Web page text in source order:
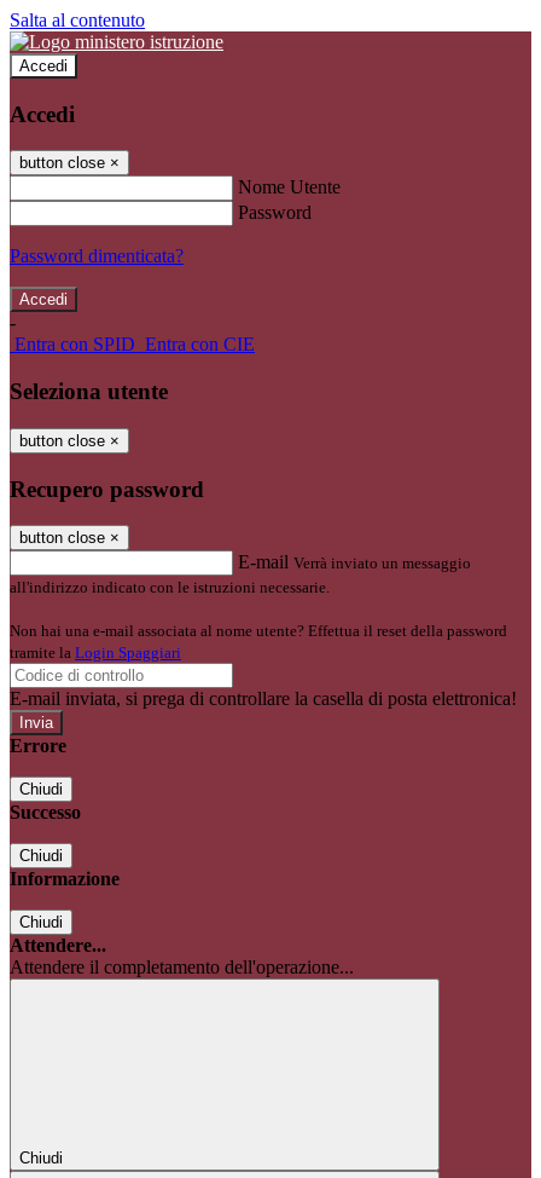
Salta al contenuto
Accedi
Accedi
button close ×
Nome Utente
Password
Password dimenticata?
-
Entra con SPID Entra con CIE
Seleziona utente
button close ×
Recupero password
button close ×
E-mail Verrà inviato un messaggio
all'indirizzo indicato con le istruzioni necessarie.
Non hai una e-mail associata al nome utente? Effettua il reset della password
tramite la Login Spaggiari
E-mail inviata, si prega di controllare la casella di posta elettronica!
Errore
Chiudi
Successo
Chiudi
Informazione
Chiudi
Attendere...
Attendere il completamento dell'operazione...
Chiudi